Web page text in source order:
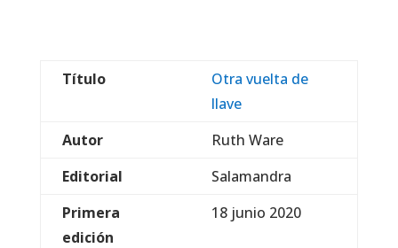
Título
Otra vuelta de
llave
Autor
Ruth Ware
Editorial
Salamandra
Primera
edición
18 junio 2020